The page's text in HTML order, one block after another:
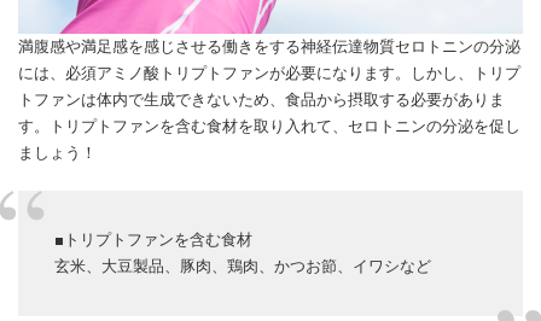
満腹感や満足感を感じさせる働きをする神経伝達物質セロトニンの分泌
には、必須アミノ酸トリプトファンが必要になります。しかし、トリプ
トファンは体内で生成できないため、食品から摂取する必要がありま
す。トリプトファンを含む食材を取り入れて、セロトニンの分泌を促し
ましょう！
■トリプトファンを含む食材
玄米、大豆製品、豚肉、鶏肉、かつお節、イワシなど